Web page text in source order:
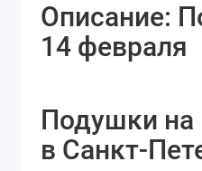
Описание:
14 февраля
Подушки на
в Санкт-